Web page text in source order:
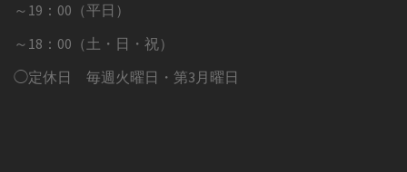
～19：00（平日）
～18：00（土・日・祝）
◯定休日 毎週火曜日・第3月曜日